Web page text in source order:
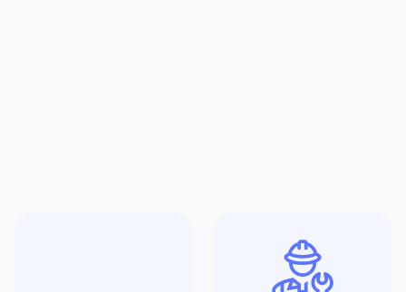
залізничного
транспорту